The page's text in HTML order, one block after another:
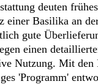
deuten
einer Basilika an
gute
einen
Nutzung. Mit
'Programm'